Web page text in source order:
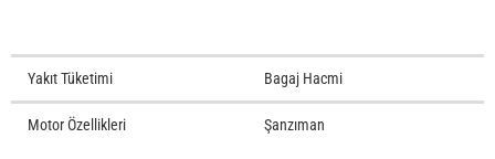
Yakıt Tüketimi Bagaj Hacmi
Motor Özellikleri Şanzıman